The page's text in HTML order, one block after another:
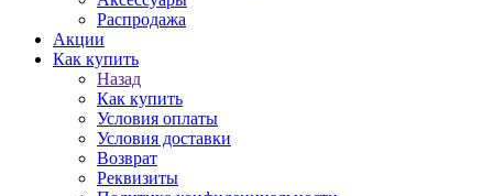
Распродажа
Акции
Как купить
Назад
Как купить
Условия оплаты
Условия доставки
Возврат
Реквизиты